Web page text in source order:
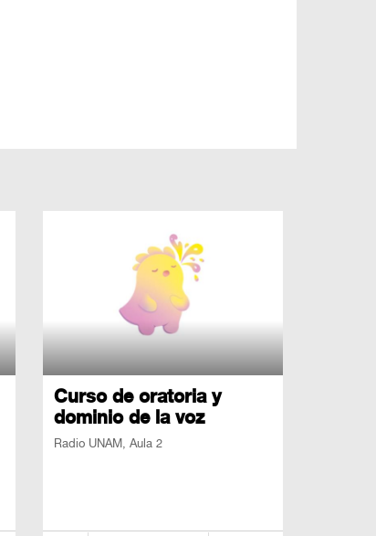
Curso de oratoria y
dominio de la voz
Radio UNAM, Aula 2